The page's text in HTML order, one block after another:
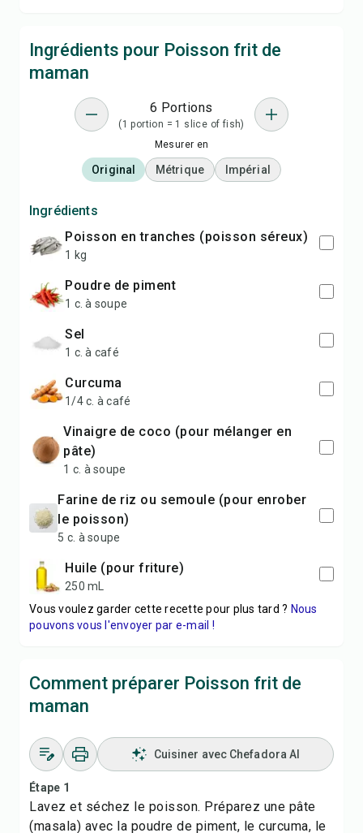
Ingrédients pour Poisson frit de
maman
6 Portions
(1 portion = 1 slice of fish)
Mesurer en
Original Métrique Impérial
Ingrédients
poisson en tranches (poisson séreux)
1 kg
poudre de piment
1 c. à soupe
sel
1 c. à café
curcuma
1/4 c. à café
vinaigre de coco (pour mélanger en
pâte)
1 c. à soupe
farine de riz ou semoule (pour enrober
le poisson)
5 c. à soupe
huile (pour friture)
250 mL
Vous voulez garder cette recette pour plus tard ? Nous
pouvons vous l'envoyer par e-mail !
Comment préparer Poisson frit de
maman
Cuisiner avec Chefadora AI
Étape 1
Lavez et séchez le poisson. Préparez une pâte
(masala) avec la poudre de piment, le curcuma, le